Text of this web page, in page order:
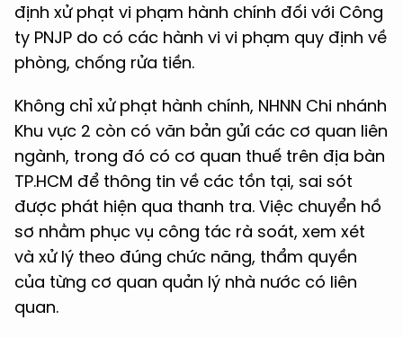
định xử phạt vi phạm hành chính đối với Công
ty PNJP do có các hành vi vi phạm quy định về
phòng, chống rửa tiền.
Không chỉ xử phạt hành chính, NHNN Chi nhánh
Khu vực 2 còn có văn bản gửi các cơ quan liên
ngành, trong đó có cơ quan thuế trên địa bàn
TP.HCM để thông tin về các tồn tại, sai sót
được phát hiện qua thanh tra. Việc chuyển hồ
sơ nhằm phục vụ công tác rà soát, xem xét
và xử lý theo đúng chức năng, thẩm quyền
của từng cơ quan quản lý nhà nước có liên
quan.